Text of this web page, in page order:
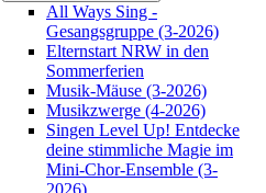
All Ways Sing -
Gesangsgruppe (3-2026)
Elternstart NRW in den
Sommerferien
Musik-Mäuse (3-2026)
Musikzwerge (4-2026)
Singen Level Up! Entdecke
deine stimmliche Magie im
Mini-Chor-Ensemble (3-
2026)